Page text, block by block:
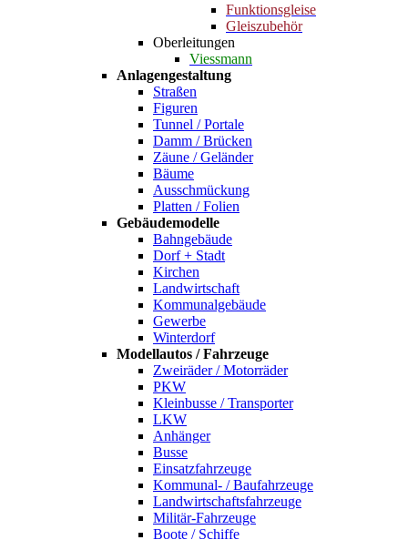
Funktionsgleise
Gleiszubehör
Oberleitungen
Viessmann
Anlagengestaltung
Straßen
Figuren
Tunnel / Portale
Damm / Brücken
Zäune / Geländer
Bäume
Ausschmückung
Platten / Folien
Gebäudemodelle
Bahngebäude
Dorf + Stadt
Kirchen
Landwirtschaft
Kommunalgebäude
Gewerbe
Winterdorf
Modellautos / Fahrzeuge
Zweiräder / Motorräder
PKW
Kleinbusse / Transporter
LKW
Anhänger
Busse
Einsatzfahrzeuge
Kommunal- / Baufahrzeuge
Landwirtschaftsfahrzeuge
Militär-Fahrzeuge
Boote / Schiffe